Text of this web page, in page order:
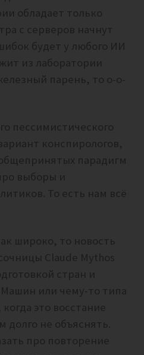
обладает только
с серверов начнут
будет у любого ИИ
из лаборатории
парень, то о-о-
пессимистического
конспирологов,
парадигм
выборы и
То есть нам всё
широко, то новость
Claude Mythos
стран и
или чему-то типа
это восстание
не объяснять.
про повторение